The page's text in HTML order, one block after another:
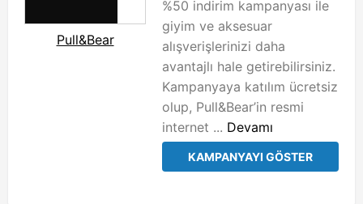
Pull&Bear
%50 indirim kampanyası ile
giyim ve aksesuar
alışverişlerinizi daha
avantajlı hale getirebilirsiniz.
Kampanyaya katılım ücretsiz
olup, Pull&Bear’in resmi
internet ... Devamı
KAMPANYAYI GÖSTER